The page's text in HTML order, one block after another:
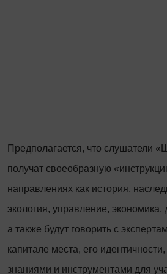
Предполагается, что слушатели
получат своеобразную
направлениях как история,
экология, управление,
а также будут говорить с
капитале места, его
знаниями и инструментами для